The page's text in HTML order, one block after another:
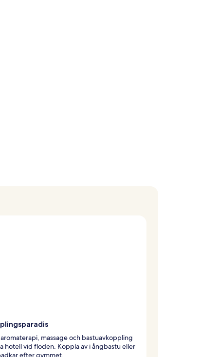
massage och bastuavkoppling
hotell vid floden. Koppla av i ångbastu eller
efter gymmet.